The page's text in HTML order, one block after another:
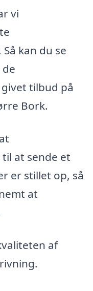
vi
kan du se
tilbud på
Bork.
at sende et
er stillet op, så
at
af